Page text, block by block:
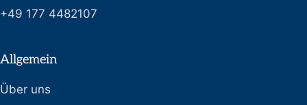
+49 177 4482107
Allgemein
Über uns